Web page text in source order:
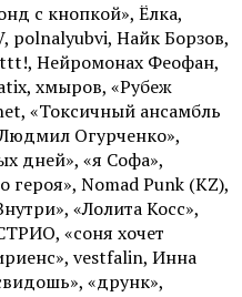
с кнопкой», Ёлка,
polnalyubvi, Найк Борзов,
Нейромонах Феофан,
хмыров, «Рубеж
«Токсичный ансамбль
Огурченко»,
дней», «я Софа»,
Nomad Punk (KZ),
«Лолита Косс»,
«соня хочет
vestfalin, Инна
«друнк»,